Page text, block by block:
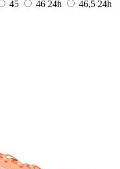
45 46 24h 46,5 24h